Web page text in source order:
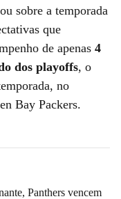
sobre a temporada
que
de apenas 4
dos playoffs, o
no
Bay Packers.
Panthers vencem